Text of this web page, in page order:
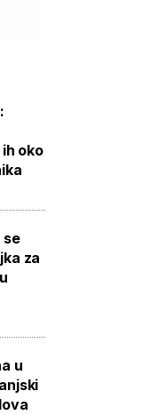
oko
se
za
u